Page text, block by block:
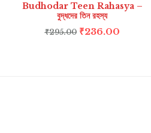
Budhodar Teen Rahasya –
বুদ্ধদের তিন রহস্য
₹295.00 ₹236.00